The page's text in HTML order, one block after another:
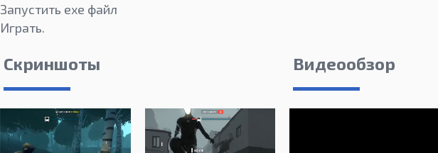
Запустить exe файл
Играть.
Скриншоты Видеообзор